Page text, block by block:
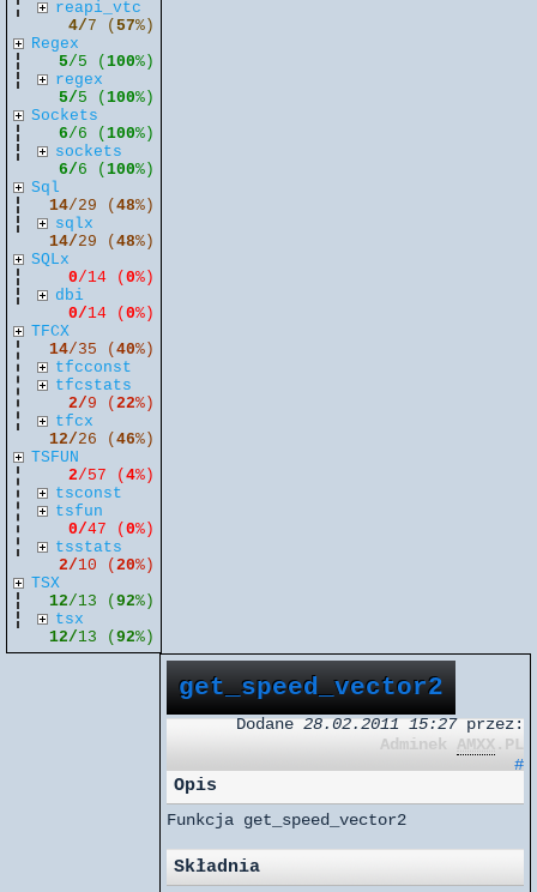
reapi_vtc
4/7 (57%)
Regex
5/5 (100%)
regex
5/5 (100%)
Sockets
6/6 (100%)
sockets
6/6 (100%)
Sql
14/29 (48%)
sqlx
14/29 (48%)
SQLx
0/14 (0%)
dbi
0/14 (0%)
TFCX
14/35 (40%)
tfcconst
tfcstats
2/9 (22%)
tfcx
12/26 (46%)
TSFUN
2/57 (4%)
tsconst
tsfun
0/47 (0%)
tsstats
2/10 (20%)
TSX
12/13 (92%)
tsx
12/13 (92%)
get_speed_vector2
Dodane28.02.2011 15:27przez:
Adminek AMXX.PL
#
Opis
Funkcja get_speed_vector2
Składnia